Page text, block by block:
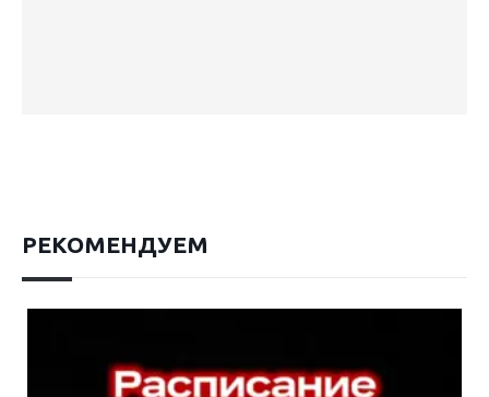
РЕКОМЕНДУЕМ